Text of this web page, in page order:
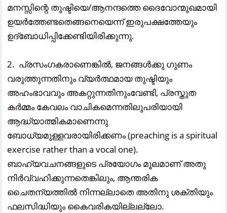
മനസ്സിന്റെ തുഷ്ടിയെ/ആനന്ദത്തെ ദൈവോന്മുഖമായി
ഉയർത്തേണ്ടതെങ്ങനെയെന്ന് ഇരുപക്ഷത്തേയും
ഉദ്ബോധിപ്പിക്കേണ്ടിയിരിക്കുന്നു.
2. പ്രസംഗകരാണെങ്കിൽ, ജനങ്ങൾക്കു ഗുണം
വരുത്തുന്നതിനും വ്യർത്ഥമായ തുഷ്ടിയും
അഹംഭാവവും അകറ്റുന്നതിനുംവേണ്ടി, പ്രസ്തുത
കർമ്മം കേവലം വാചികമെന്നതിലുപരിയായി
ആദ്ധ്യാത്മികമാണെന്നു
ബോധ്യമുള്ളവരായിരിക്കണം (preaching is a spiritual
exercise rather than a vocal one).
ബാഹ്യവചനങ്ങളുടെ പ്രയോഗം മൂലമാണ് അതു
നിർവ്വഹിക്കുന്നതെങ്കിലും, ആന്തരിക
ചൈതന്യത്തിൽ നിന്നല്ലാതെ അതിനു ശക്തിയും
ഫലസിദ്ധിയും കൈവരികയില്ലല്ലോ.